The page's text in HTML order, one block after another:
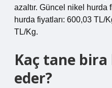
azaltır. Güncel nikel hurda
hurda fiyatları: 600,03 TL/
TL/Kg.
Kaç tane
eder?